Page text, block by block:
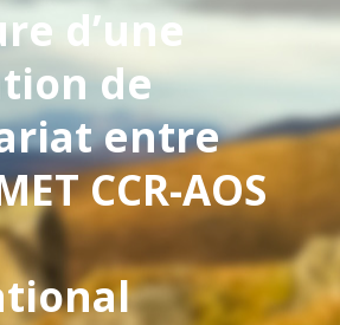
d’une
de
entre
CCR-AOS